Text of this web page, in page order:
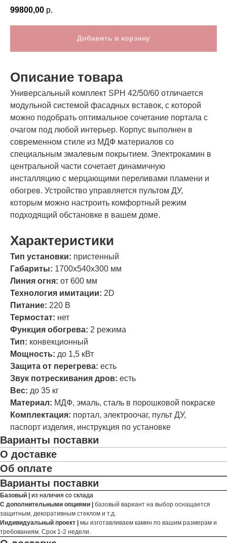
99800,00 р.
Добавить в корзину
Описание товара
Универсальный комплект SPH 42/50/60 отличается
модульной системой фасадных вставок, с которой
можно подобрать оптимальное сочетание портала с
очагом под любой интерьер. Корпус выполнен в
современном стиле из МДФ материалов со
специальным эмалевым покрытием. Электрокамин в
центральной части сочетает динамичную
инсталляцию с мерцающими переливами пламени и
обогрев. Устройство управляется пультом ДУ,
которым можно настроить комфортный режим
подходящий обстановке в вашем доме.
Характеристики
Тип установки: пристенный
Габариты: 1700х540х300 мм
Линия огня: от 600 мм
Технология имитации: 2D
Питание: 220 В
Термостат: нет
Функция обогрева: 2 режима
Тип: конвекционный
Мощность: до 1,5 кВт
Защита от перегрева: есть
Звук потрескивания дров: есть
Вес: до 35 кг
Материал: МДФ, эмаль, сталь в порошковой покраске
Комплектация: портал, электроочаг, пульт ДУ,
паспорт изделия, инструкция по установке
Варианты поставки
О доставке
Об оплате
Варианты поставки
Базовый | из наличия со склада
С дополнительными опциями | базовый вариант на выбор оснащается
защитным, декоративным стеклом и т.д.
Индивидуальный проект | мы изготавливаем камин по вашим размерам и
требованиям. Срок 1-2 недели.